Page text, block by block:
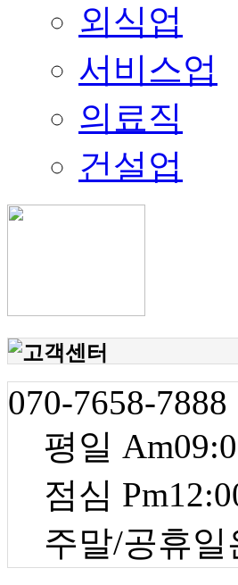
외식업
서비스업
의료직
건설업
070-7658-7888
평일
점심
주말/공휴